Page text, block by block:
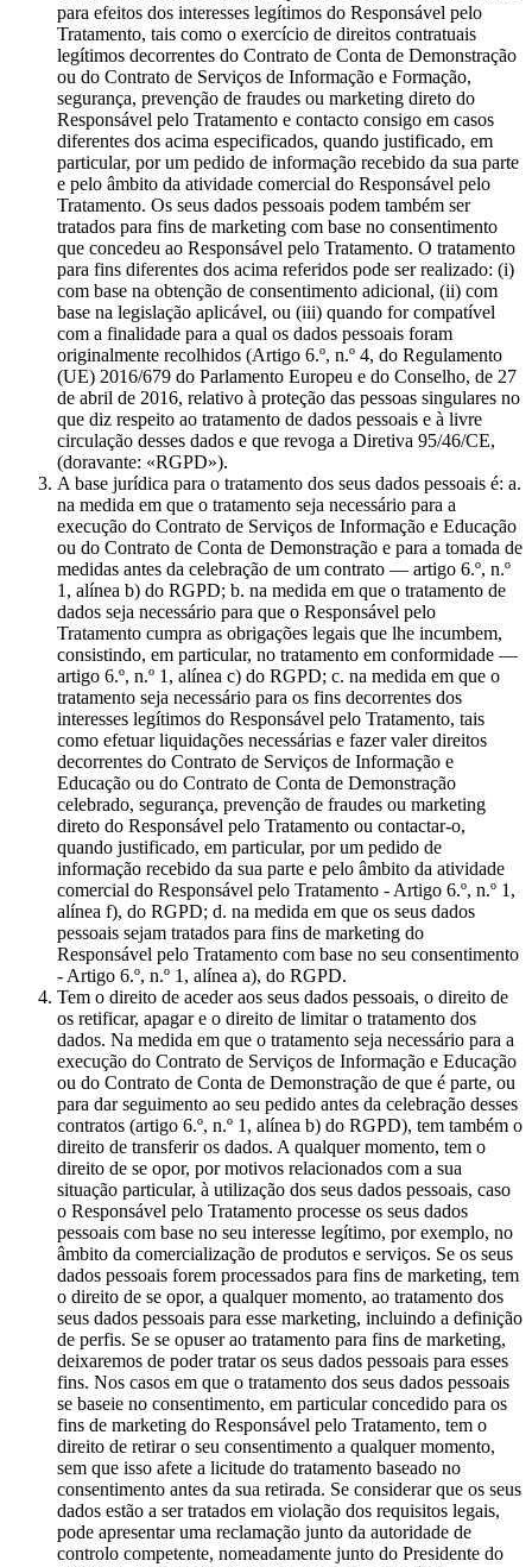
para efeitos dos interesses legítimos do Responsável pelo
Tratamento, tais como o exercício de direitos contratuais
legítimos decorrentes do Contrato de Conta de Demonstração
ou do Contrato de Serviços de Informação e Formação,
segurança, prevenção de fraudes ou marketing direto do
Responsável pelo Tratamento e contacto consigo em casos
diferentes dos acima especificados, quando justificado, em
particular, por um pedido de informação recebido da sua parte
e pelo âmbito da atividade comercial do Responsável pelo
Tratamento. Os seus dados pessoais podem também ser
tratados para fins de marketing com base no consentimento
que concedeu ao Responsável pelo Tratamento. O tratamento
para fins diferentes dos acima referidos pode ser realizado: (i)
com base na obtenção de consentimento adicional, (ii) com
base na legislação aplicável, ou (iii) quando for compatível
com a finalidade para a qual os dados pessoais foram
originalmente recolhidos (Artigo 6.º, n.º 4, do Regulamento
(UE) 2016/679 do Parlamento Europeu e do Conselho, de 27
de abril de 2016, relativo à proteção das pessoas singulares no
que diz respeito ao tratamento de dados pessoais e à livre
circulação desses dados e que revoga a Diretiva 95/46/CE,
(doravante: «RGPD»).
A base jurídica para o tratamento dos seus dados pessoais é: a.
na medida em que o tratamento seja necessário para a
execução do Contrato de Serviços de Informação e Educação
ou do Contrato de Conta de Demonstração e para a tomada de
medidas antes da celebração de um contrato — artigo 6.º, n.º
1, alínea b) do RGPD; b. na medida em que o tratamento de
dados seja necessário para que o Responsável pelo
Tratamento cumpra as obrigações legais que lhe incumbem,
consistindo, em particular, no tratamento em conformidade —
artigo 6.º, n.º 1, alínea c) do RGPD; c. na medida em que o
tratamento seja necessário para os fins decorrentes dos
interesses legítimos do Responsável pelo Tratamento, tais
como efetuar liquidações necessárias e fazer valer direitos
decorrentes do Contrato de Serviços de Informação e
Educação ou do Contrato de Conta de Demonstração
celebrado, segurança, prevenção de fraudes ou marketing
direto do Responsável pelo Tratamento ou contactar-o,
quando justificado, em particular, por um pedido de
informação recebido da sua parte e pelo âmbito da atividade
comercial do Responsável pelo Tratamento - Artigo 6.º, n.º 1,
alínea f), do RGPD; d. na medida em que os seus dados
pessoais sejam tratados para fins de marketing do
Responsável pelo Tratamento com base no seu consentimento
- Artigo 6.º, n.º 1, alínea a), do RGPD.
Tem o direito de aceder aos seus dados pessoais, o direito de
os retificar, apagar e o direito de limitar o tratamento dos
dados. Na medida em que o tratamento seja necessário para a
execução do Contrato de Serviços de Informação e Educação
ou do Contrato de Conta de Demonstração de que é parte, ou
para dar seguimento ao seu pedido antes da celebração desses
contratos (artigo 6.º, n.º 1, alínea b) do RGPD), tem também o
direito de transferir os dados. A qualquer momento, tem o
direito de se opor, por motivos relacionados com a sua
situação particular, à utilização dos seus dados pessoais, caso
o Responsável pelo Tratamento processe os seus dados
pessoais com base no seu interesse legítimo, por exemplo, no
âmbito da comercialização de produtos e serviços. Se os seus
dados pessoais forem processados para fins de marketing, tem
o direito de se opor, a qualquer momento, ao tratamento dos
seus dados pessoais para esse marketing, incluindo a definição
de perfis. Se se opuser ao tratamento para fins de marketing,
deixaremos de poder tratar os seus dados pessoais para esses
fins. Nos casos em que o tratamento dos seus dados pessoais
se baseie no consentimento, em particular concedido para os
fins de marketing do Responsável pelo Tratamento, tem o
direito de retirar o seu consentimento a qualquer momento,
sem que isso afete a licitude do tratamento baseado no
consentimento antes da sua retirada. Se considerar que os seus
dados estão a ser tratados em violação dos requisitos legais,
pode apresentar uma reclamação junto da autoridade de
controlo competente, nomeadamente junto do Presidente do